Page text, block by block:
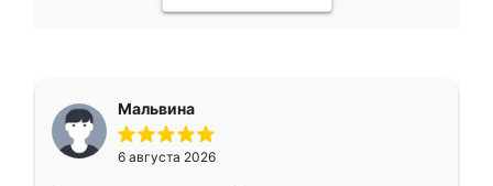
Мальвина
6 августа 2026